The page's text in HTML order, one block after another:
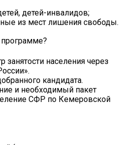
детей-инвалидов;
из мест лишения свободы.
программе?
занятости населения через
кандидата.
и необходимый пакет
СФР по Кемеровской